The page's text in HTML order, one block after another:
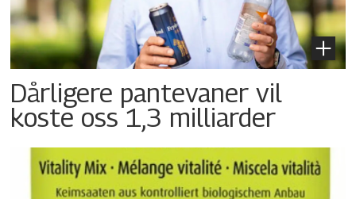
Dårligere pantevaner vil
koste oss 1,3 milliarder